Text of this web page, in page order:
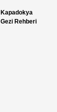
Kapadokya
Gezi Rehberi